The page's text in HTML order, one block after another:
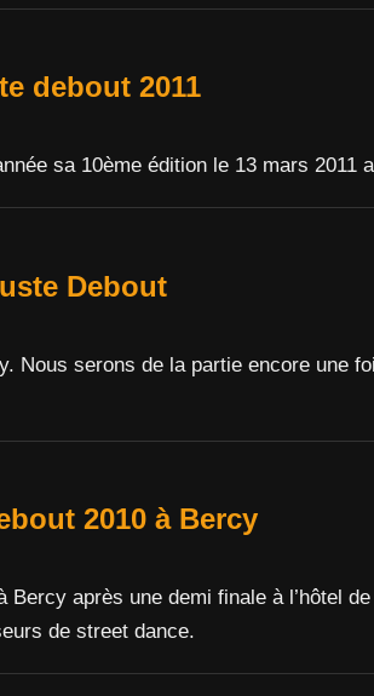
debout 2011
sa 10ème édition le 13 mars 2011
Debout
Nous serons de la partie encore une
2010 à Bercy
après une demi finale à l’hôtel
de street dance.